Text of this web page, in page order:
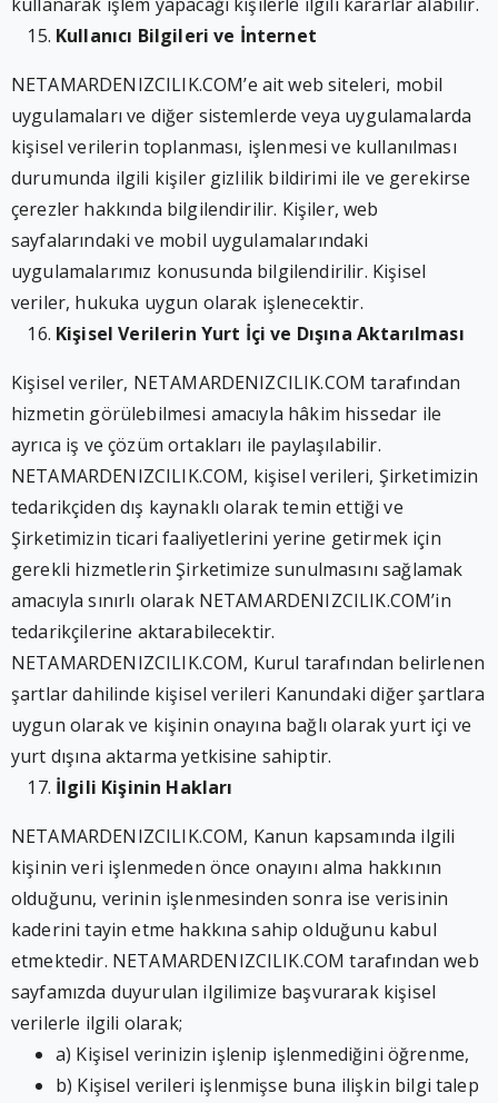
Kullanıcı Bilgileri ve İnternet
NETAMARDENIZCILIK.COM’e ait web siteleri, mobil
uygulamaları ve diğer sistemlerde veya uygulamalarda
kişisel verilerin toplanması, işlenmesi ve kullanılması
durumunda ilgili kişiler gizlilik bildirimi ile ve gerekirse
çerezler hakkında bilgilendirilir. Kişiler, web
sayfalarındaki ve mobil uygulamalarındaki
uygulamalarımız konusunda bilgilendirilir. Kişisel
veriler, hukuka uygun olarak işlenecektir.
Kişisel Verilerin Yurt İçi ve Dışına Aktarılması
Kişisel veriler, NETAMARDENIZCILIK.COM tarafından
hizmetin görülebilmesi amacıyla hâkim hissedar ile
ayrıca iş ve çözüm ortakları ile paylaşılabilir.
NETAMARDENIZCILIK.COM, kişisel verileri, Şirketimizin
tedarikçiden dış kaynaklı olarak temin ettiği ve
Şirketimizin ticari faaliyetlerini yerine getirmek için
gerekli hizmetlerin Şirketimize sunulmasını sağlamak
amacıyla sınırlı olarak NETAMARDENIZCILIK.COM’in
tedarikçilerine aktarabilecektir.
NETAMARDENIZCILIK.COM, Kurul tarafından belirlenen
şartlar dahilinde kişisel verileri Kanundaki diğer şartlara
uygun olarak ve kişinin onayına bağlı olarak yurt içi ve
yurt dışına aktarma yetkisine sahiptir.
İlgili Kişinin Hakları
NETAMARDENIZCILIK.COM, Kanun kapsamında ilgili
kişinin veri işlenmeden önce onayını alma hakkının
olduğunu, verinin işlenmesinden sonra ise verisinin
kaderini tayin etme hakkına sahip olduğunu kabul
etmektedir. NETAMARDENIZCILIK.COM tarafından web
sayfamızda duyurulan ilgilimize başvurarak kişisel
verilerle ilgili olarak;
a) Kişisel verinizin işlenip işlenmediğini öğrenme,
b) Kişisel verileri işlenmişse buna ilişkin bilgi talep